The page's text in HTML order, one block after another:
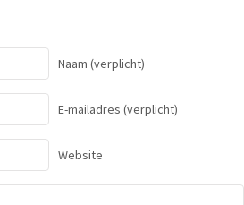
Naam (verplicht)
E-mailadres (verplicht)
Website